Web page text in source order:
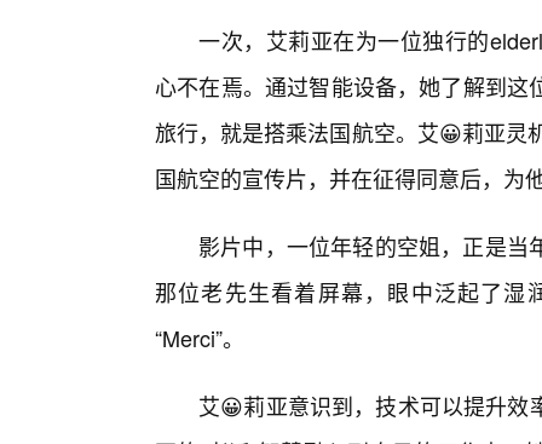
一次，艾莉亚在为一位独行的
心不在焉。通过智能设备，她了解到
旅行，就是搭乘法国航空。艾😀莉亚灵
国航空的宣传片，并在征得同意后，为
影片中，一位年轻的空姐，正是
那位老先生看着屏幕，眼中泛起了湿
“Merci”。
艾😀莉亚意识到，技术可以提升